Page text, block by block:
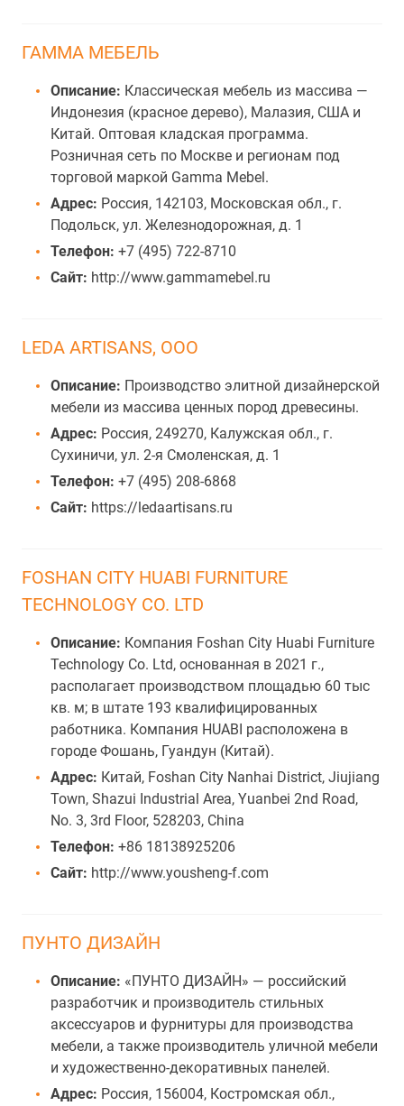
ГАММА МЕБЕЛЬ
Описание: Классическая мебель из массива —
Индонезия (красное дерево), Малазия, США и
Китай. Оптовая кладская программа.
Розничная сеть по Москве и регионам под
торговой маркой Gamma Mebel.
Адрес: Россия, 142103, Московская обл., г.
Подольск, ул. Железнодорожная, д. 1
Телефон: +7 (495) 722-8710
Сайт: http://www.gammamebel.ru
LEDA ARTISANS, ООО
Описание: Производство элитной дизайнерской
мебели из массива ценных пород древесины.
Адрес: Россия, 249270, Калужская обл., г.
Сухиничи, ул. 2-я Смоленская, д. 1
Телефон: +7 (495) 208-6868
Сайт: https://ledaartisans.ru
FOSHAN CITY HUABI FURNITURE
TECHNOLOGY CO. LTD
Описание: Компания Foshan City Huabi Furniture
Technology Co. Ltd, основанная в 2021 г.,
располагает производством площадью 60 тыс
кв. м; в штате 193 квалифицированных
работника. Компания HUABI расположена в
городе Фошань, Гуандун (Китай).
Адрес: Китай, Foshan City Nanhai District, Jiujiang
Town, Shazui Industrial Area, Yuanbei 2nd Road,
No. 3, 3rd Floor, 528203, China
Телефон: +86 18138925206
Сайт: http://www.yousheng-f.com
ПУНТО ДИЗАЙН
Описание: «ПУНТО ДИЗАЙН» — российский
разработчик и производитель стильных
аксессуаров и фурнитуры для производства
мебели, а также производитель уличной мебели
и художественно-декоративных панелей.
Адрес: Россия, 156004, Костромская обл.,